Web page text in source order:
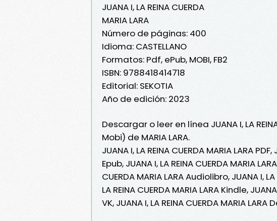
JUANA I, LA REINA CUERDA
MARIA LARA
Número de páginas: 400
Idioma: CASTELLANO
Formatos: Pdf, ePub, MOBI, FB2
ISBN: 9788418414718
Editorial: SEKOTIA
Año de edición: 2023
Descargar o leer en línea JUANA I, LA
Mobi) de MARIA LARA.
JUANA I, LA REINA CUERDA MARIA LARA
Epub, JUANA I, LA REINA CUERDA MARIA
CUERDA MARIA LARA Audiolibro, JUANA I, LA
LA REINA CUERDA MARIA LARA Kindle,
VK, JUANA I, LA REINA CUERDA MARIA